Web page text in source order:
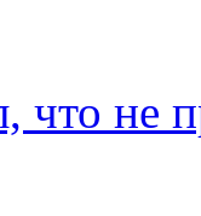
что не